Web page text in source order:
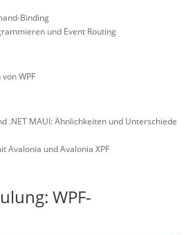
Binding
und Event Routing
WPF
.NET MAUI: Ähnlichkeiten und Unterschiede
Avalonia und Avalonia XPF
WPF-